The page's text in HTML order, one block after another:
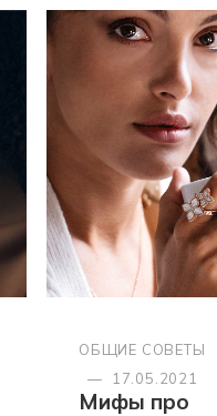
ОБЩИЕ СОВЕТЫ
—
17.05.2021
Мифы про